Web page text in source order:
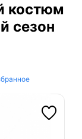
костюм
сезон